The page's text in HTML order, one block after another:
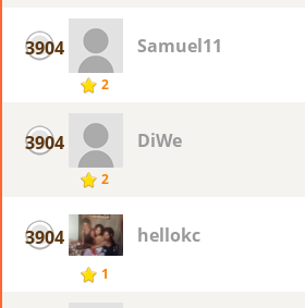
3904
2
Samuel11
3904
2
DiWe
3904
1
hellokc